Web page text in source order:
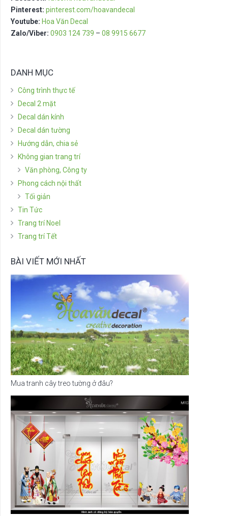
Pinterest: pinterest.com/hoavandecal
Youtube: Hoa Văn Decal
Zalo/Viber: 0903 124 739 – 08 9915 6677
DANH MỤC
Công trình thực tế
Decal 2 mặt
Decal dán kính
Decal dán tường
Hướng dẫn, chia sẻ
Không gian trang trí
Văn phòng, Công ty
Phong cách nội thất
Tối giản
Tin Tức
Trang trí Noel
Trang trí Tết
BÀI VIẾT MỚI NHẤT
Mua tranh cây treo tường ở đâu?